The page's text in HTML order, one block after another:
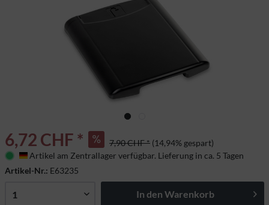
6,72 CHF * 7,90 CHF * (14,94% gespart)
Deutschland
Artikel am Zentrallager verfügbar. Lieferung in ca. 5 Tagen
Artikel-Nr.: E63235
In den Warenkorb